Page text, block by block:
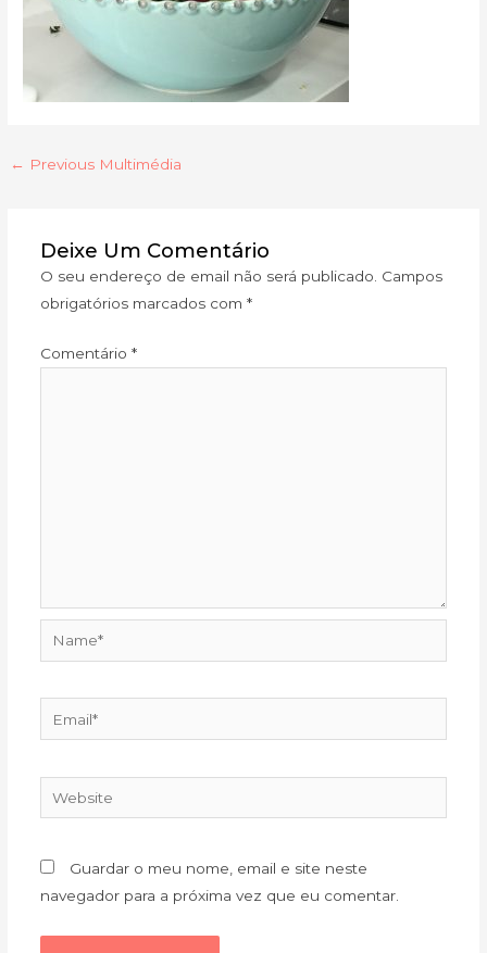
← Previous Multimédia
Deixe Um Comentário
O seu endereço de email não será publicado. Campos
obrigatórios marcados com *
Comentário *
Website
Guardar o meu nome, email e site neste
navegador para a próxima vez que eu comentar.